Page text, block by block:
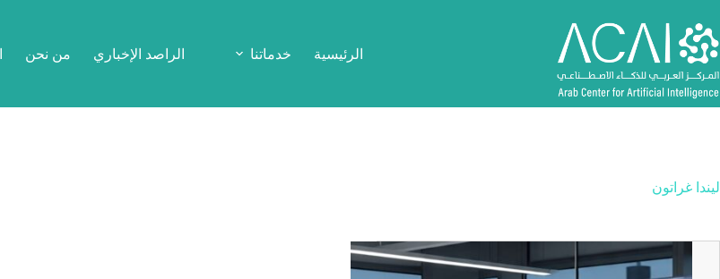
إلى
المحتوى
الرئيسية خدماتنا الراصد الإخباري من نحن
ليندا غراتون